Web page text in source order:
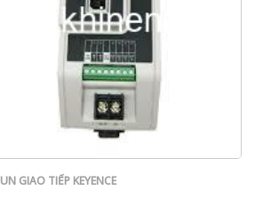
GIAO TIẾP KEYENCE